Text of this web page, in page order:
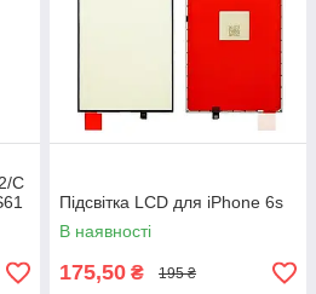
C
Підсвітка LCD для iPhone 6s
В наявності
175,50 ₴ 195 ₴